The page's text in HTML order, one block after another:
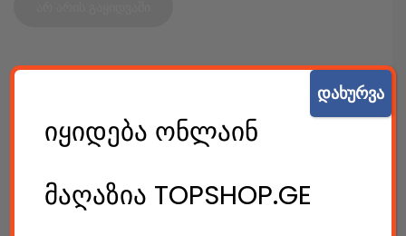
SHARE:იყიდება ონლაინ
მაღაზია TOPSHOP.GE
დახურვა